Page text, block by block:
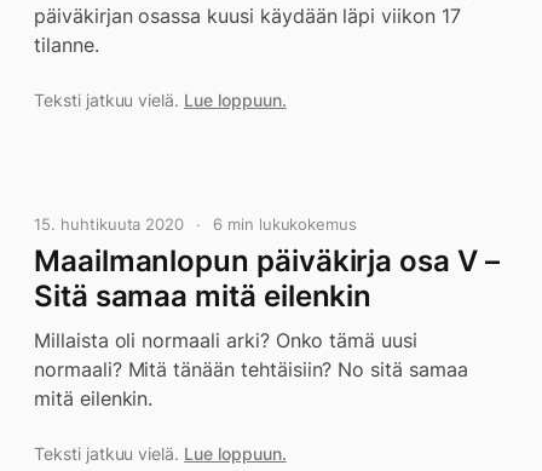
päiväkirjan osassa kuusi käydään läpi viikon 17
tilanne.
Teksti jatkuu vielä. Lue loppuun.
15. huhtikuuta 2020 6 min lukukokemus
Maailmanlopun päiväkirja osa V –
Sitä samaa mitä eilenkin
Millaista oli normaali arki? Onko tämä uusi
normaali? Mitä tänään tehtäisiin? No sitä samaa
mitä eilenkin.
Teksti jatkuu vielä. Lue loppuun.